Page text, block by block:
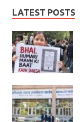
LATEST POSTS